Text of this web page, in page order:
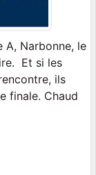
A, Narbonne, le
Et si les
ils
finale. Chaud